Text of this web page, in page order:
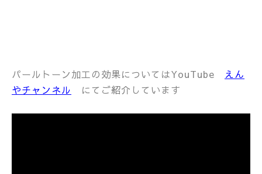
パールトーン加工の効果についてはYouTube えん
やチャンネル にてご紹介しています